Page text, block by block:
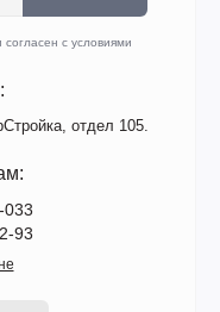
согласен с условиями
отдел 105.
033
93